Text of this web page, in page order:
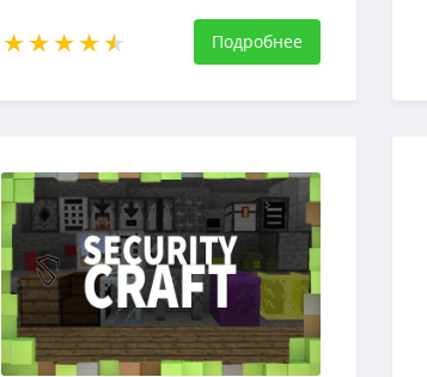
врагам. Его изготовление очень
простое, так как состоит всего из двух
частей, к нему также нужны свои
Подробнее